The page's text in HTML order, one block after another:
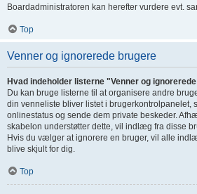
Boardadministratoren kan herefter vurdere evt.
Top
Venner og ignorerede brugere
Hvad indeholder listerne "Venner og
Du kan bruge listerne til at organisere andre
din venneliste bliver listet i brugerkontrolpanelet,
onlinestatus og sende dem private beskeder.
skabelon understøtter dette, vil indlæg fra disse
Hvis du vælger at ignorere en bruger, vil alle
blive skjult for dig.
Top